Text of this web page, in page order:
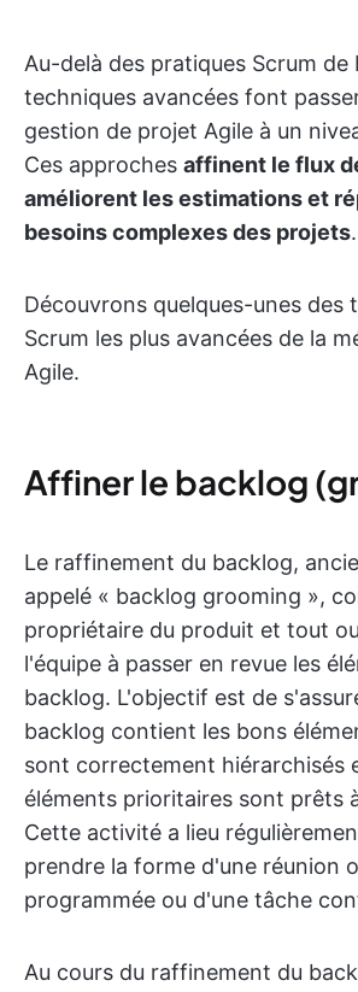
Au-delà des pratiques Scrum de
techniques avancées font
gestion de projet Agile à un
Ces approches affinent le flux
améliorent les estimations et
besoins complexes des projets.
Découvrons quelques-unes des
Scrum les plus avancées de la
Agile.
Affiner le backlog
Le raffinement du backlog,
appelé « backlog grooming »,
propriétaire du produit et tout
l'équipe à passer en revue les
backlog. L'objectif est de
backlog contient les bons
sont correctement hiérarchisés
éléments prioritaires sont prêts
Cette activité a lieu
prendre la forme d'une réunion
programmée ou d'une tâche
Au cours du raffinement du